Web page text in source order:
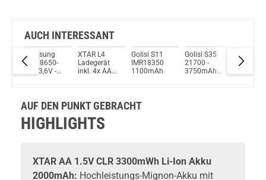
AUCH INTERESSANT
Samsung
INR18650-
35E 3,6V -
flach)
XTAR L4
Ladegerät
inkl. 4x AA
Golisi S11
IMR18350
1100mAh
Golisi S35
21700 -
3750mAh
Kiwi
AUF DEN PUNKT GEBRACHT
HIGHLIGHTS
XTAR AA 1.5V CLR 3300mWh Li-Ion Akku
2000mAh: Hochleistungs-Mignon-Akku mit